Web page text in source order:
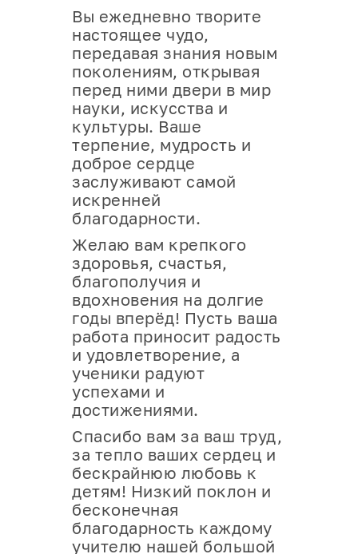
Вы ежедневно творите
настоящее чудо,
передавая знания новым
поколениям, открывая
перед ними двери в мир
науки, искусства и
культуры. Ваше
терпение, мудрость и
доброе сердце
заслуживают самой
искренней
благодарности.
Желаю вам крепкого
здоровья, счастья,
благополучия и
вдохновения на долгие
годы вперёд! Пусть ваша
работа приносит радость
и удовлетворение, а
ученики радуют
успехами и
достижениями.
Спасибо вам за ваш труд,
за тепло ваших сердец и
бескрайнюю любовь к
детям! Низкий поклон и
бесконечная
благодарность каждому
учителю нашей большой